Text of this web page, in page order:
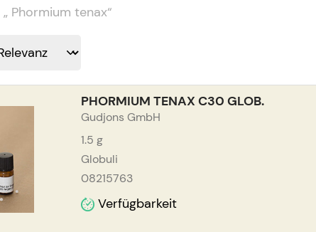
„Phormium tenax“
PHORMIUM TENAX C30 GLOB.
Gudjons GmbH
1.5 g
Globuli
08215763
Verfügbarkeit